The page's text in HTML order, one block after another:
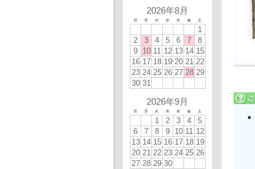
2026年8月
日 月 火 水 木 金 土
1
2
3 4 5 6 7
8
9 10 11 12 13 14 15
16 17 18 19 20 21 22
23 24 25 26 27 28 29
30 31
2026年9月
日 月 火 水 木 金 土
1 2 3 4
5
6
7 8 9 10 11 12
13 14 15 16 17 18 19
20 21 22 23 24 25 26
27 28 29 30